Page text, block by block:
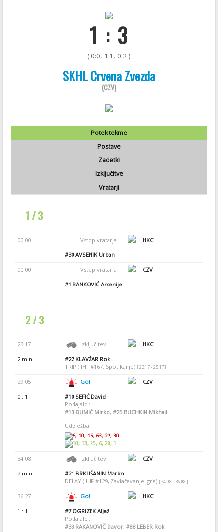
1 : 3
( 0:0, 1:1, 0:2 )
SKHL Crvena Zvezda
(CZV)
Potek tekme
Postave
Zadetki
Izključitve
Vratarji
1 / 3
00:00 Vstop vratarja
HKC
#30AVSENIK Urban
00:00 Vstop vratarja
CZV
#1 RANKOVIĆ Arsenije
2 / 3
23:17 Izključitev
HKC
2 min
#22KLAVŽAR Rok
TRIP (IIHF #167, Spotikanje) [ 23:17 - 25:17 ]
29:05 Gol
CZV
0 : 1
#10SEFIĆ David
Podajalci:
#13ĐUMIĆ Mirko, #25BUCHKIN Mikhail
Udeležba:
6, 10, 16, 63, 22, 30
10, 13, 25, 6, 20, 1
34:08 Izključitev
CZV
2 min
#21 BRKUŠANIN Marko
DELAY (IIHF #129, Zavlačevanje igre) [ 34:08 - 36:08 ]
36:27 Gol
HKC
1 : 1
#7OGRIZEK Aljaž
Podajalci:
#33RAKANOVIČ Davor, #88LEBER Rok